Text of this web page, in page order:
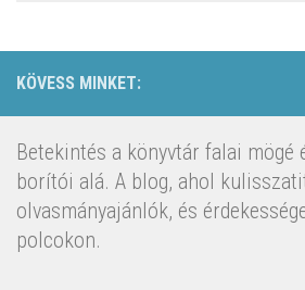
KÖVESS MINKET:
Betekintés a könyvtár falai mögé
borítói alá. A blog, ahol
olvasmányajánlók, és
polcokon.